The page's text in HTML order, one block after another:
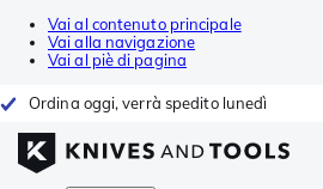
Vai al contenuto principale
Vai alla navigazione
Vai al piè di pagina
Ordina oggi, verrà spedito lunedì